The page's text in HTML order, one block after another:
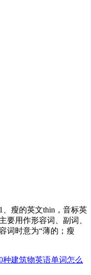
瘦的英文thin，音标英
要用作形容词、副词、
词时意为“薄的；瘦
种建筑物英语单词怎么